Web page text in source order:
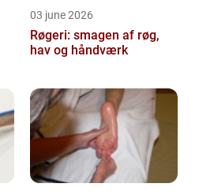
03 june 2026
Røgeri: smagen af røg,
hav og håndværk